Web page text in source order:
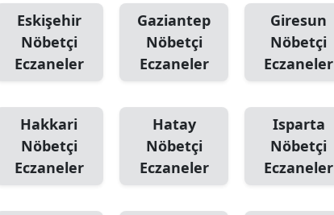
Eskişehir
Nöbetçi
Eczaneler
Gaziantep
Nöbetçi
Eczaneler
Giresun
Nöbetçi
Eczaneler
Hakkari
Nöbetçi
Eczaneler
Hatay
Nöbetçi
Eczaneler
Isparta
Nöbetçi
Eczaneler